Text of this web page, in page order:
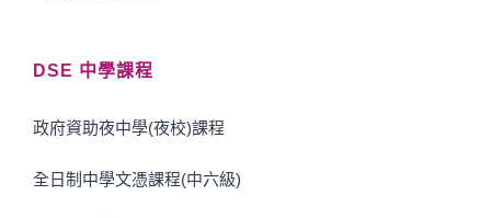
DSE 中學課程
政府資助夜中學(夜校)課程
全日制中學文憑課程(中六級)